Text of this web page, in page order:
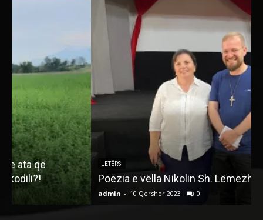
LETËRSI
Poezia e vëlla Nikolin Sh. Lëmezhit
10 Qershor 2023 0